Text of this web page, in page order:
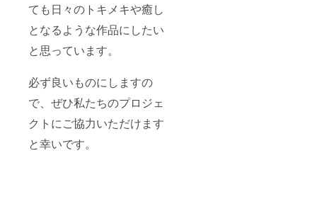
ても日々のトキメキや癒し
となるような作品にしたい
と思っています。
必ず良いものにしますの
で、ぜひ私たちのプロジェ
クトにご協力いただけます
と幸いです。